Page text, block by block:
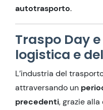
autotrasporto.
Traspo Day
logistica e
L’industria del
attraversando un
precedenti, grazie